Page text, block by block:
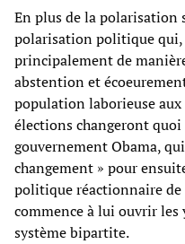
En plus de la polarisation
polarisation politique qui,
principalement de
abstention et
population laborieuse
élections changeront quoi
gouvernement Obama,
changement » pour
politique réactionnaire de
commence à lui ouvrir les
système bipartite.